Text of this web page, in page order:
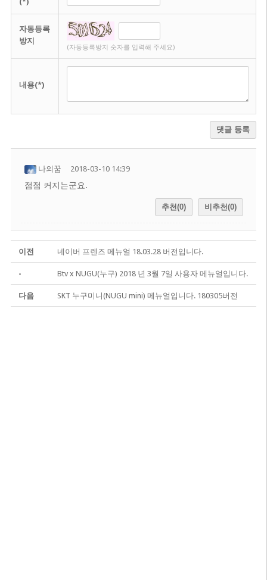
자동등록
방지
(자동등록방지 숫자를 입력해 주세요)
내용(*)
댓글 등록
나의꿈 2018-03-10 14:39
점점 커지는군요.
추천(0) 비추천(0)
이전 네이버 프렌즈 메뉴얼 18.03.28 버전입니다.
- Btv x NUGU(누구) 2018 년 3월 7일 사용자 메뉴얼입니다.
다음 SKT 누구미니(NUGU mini) 메뉴얼입니다. 180305버전